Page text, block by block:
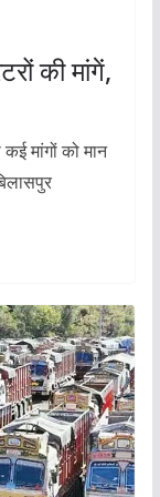
की मांगें,
मांगों को मान